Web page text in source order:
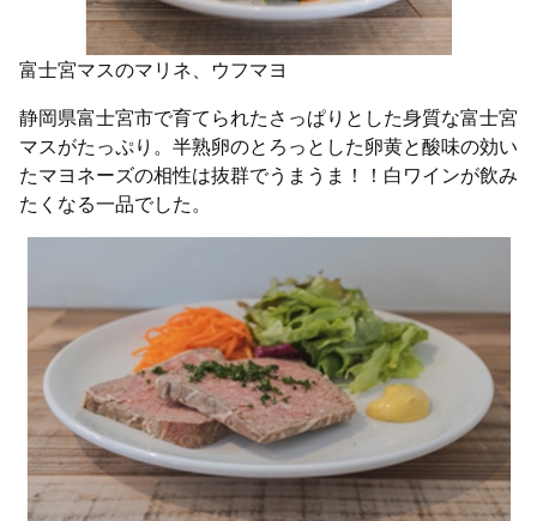
富士宮マスのマリネ、ウフマヨ
静岡県富士宮市で育てられたさっぱりとした身質な富士宮
マスがたっぷり。半熟卵のとろっとした卵黄と酸味の効い
たマヨネーズの相性は抜群でうまうま！！白ワインが飲み
たくなる一品でした。